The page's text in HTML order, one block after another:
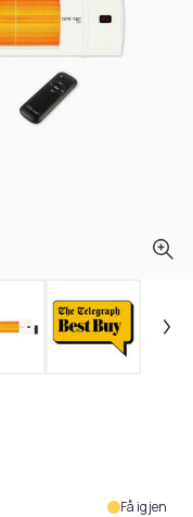
Få igjen